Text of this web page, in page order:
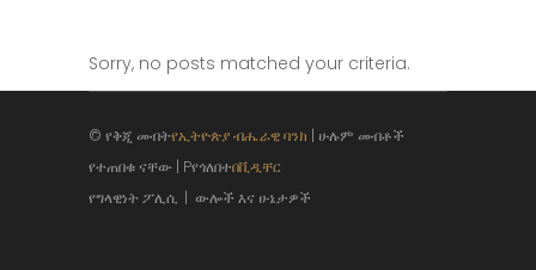
Sorry, no posts matched your criteria.
© የቅጂ መብትየኢትዮጵያ ብሔራዊ ባንክ | ሁሉም መብቶች
የተጠበቁ ናቸው | Pየጎለበተበቪዲቸር
የግላዊነት ፖሊሲ | ውሎች እና ሁኔታዎች